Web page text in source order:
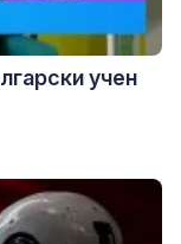
учен